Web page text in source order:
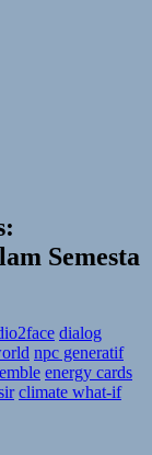
Semesta
dialog
npc generatif
energy cards
climate what-if